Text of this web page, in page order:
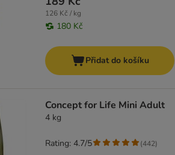
126 Kč / kg
180 Kč
Přidat do košíku
Concept for Life Mini Adult
4 kg
Rating: 4.7/5 (442)